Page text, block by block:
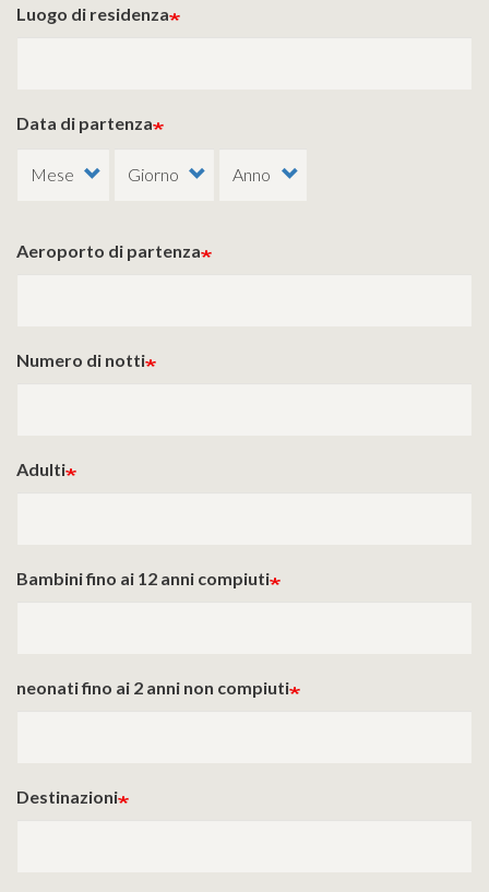
Luogo di residenza
Data di partenza
Aeroporto di partenza
Numero di notti
Adulti
Bambini fino ai 12 anni compiuti
neonati fino ai 2 anni non compiuti
Destinazioni